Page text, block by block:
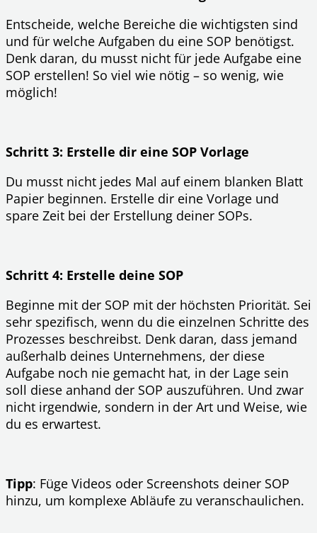
Entscheide, welche Bereiche die wichtigsten sind
und für welche Aufgaben du eine SOP benötigst.
Denk daran, du musst nicht für jede Aufgabe eine
SOP erstellen! So viel wie nötig – so wenig, wie
möglich!
Schritt 3: Erstelle dir eine SOP Vorlage
Du musst nicht jedes Mal auf einem blanken Blatt
Papier beginnen. Erstelle dir eine Vorlage und
spare Zeit bei der Erstellung deiner SOPs.
Schritt 4: Erstelle deine SOP
Beginne mit der SOP mit der höchsten Priorität. Sei
sehr spezifisch, wenn du die einzelnen Schritte des
Prozesses beschreibst. Denk daran, dass jemand
außerhalb deines Unternehmens, der diese
Aufgabe noch nie gemacht hat, in der Lage sein
soll diese anhand der SOP auszuführen. Und zwar
nicht irgendwie, sondern in der Art und Weise, wie
du es erwartest.
Tipp: Füge Videos oder Screenshots deiner SOP
hinzu, um komplexe Abläufe zu veranschaulichen.